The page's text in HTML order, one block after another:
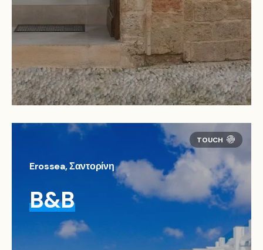
Erossea, Σαντορίνη
B&B